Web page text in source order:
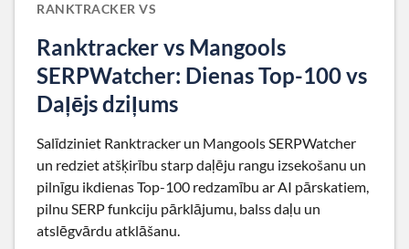
RANKTRACKER VS
Ranktracker vs Mangools
SERPWatcher: Dienas Top-100 vs
Daļējs dziļums
Salīdziniet Ranktracker un Mangools SERPWatcher
un redziet atšķirību starp daļēju rangu izsekošanu un
pilnīgu ikdienas Top-100 redzamību ar AI pārskatiem,
pilnu SERP funkciju pārklājumu, balss daļu un
atslēgvārdu atklāšanu.